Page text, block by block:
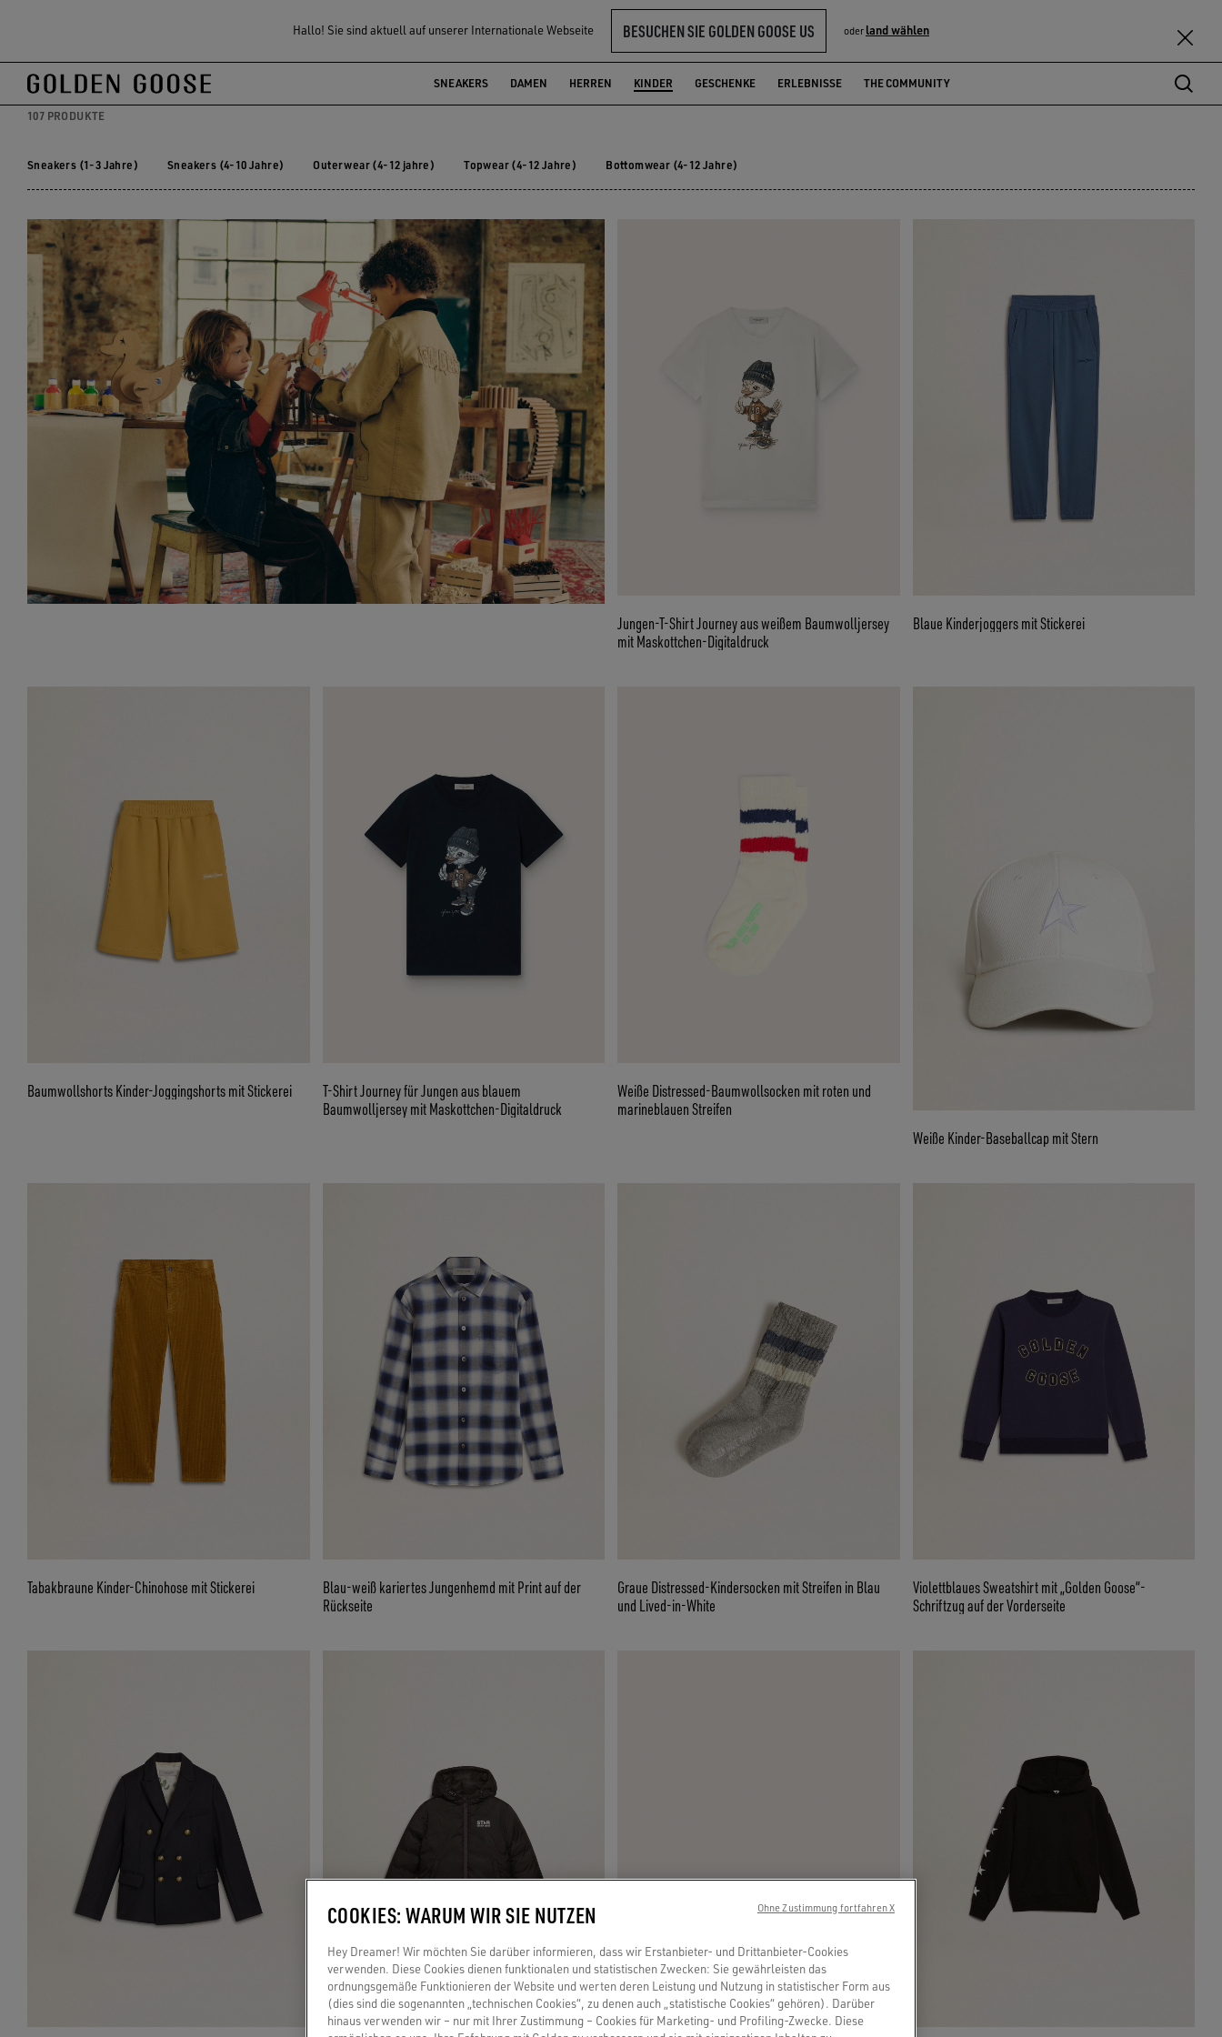
Hallo! Sie sind aktuell auf unserer Internationale Webseite BESUCHEN SIE GOLDEN GOOSE US oder land wählen
Zum
Hauptinhalt
Zum
Footer-
SNEAKERS DAMEN HERREN KINDER GESCHENKE ERLEBNISSE THE COMMUNITY
JUNGEN-MODE & SNEAKER
107 PRODUKTE
Sneakers (1-3 Jahre)
Sneakers (1-3 Jahre)
Sneakers (4-10 Jahre)
Sneakers (4-10 Jahre)
Outerwear (4-12 jahre)
Outerwear (4-12 jahre)
Topwear (4-12 Jahre)
Topwear (4-12 Jahre)
Bottomwear (4-12 Jahre)
Bottomwear (4-12 Jahre)
Jungen-T-Shirt Journey aus weißem Baumwolljersey
mit Maskottchen-Digitaldruck
Blaue Kinderjoggers mit Stickerei
Baumwollshorts Kinder-Joggingshorts mit Stickerei
T-Shirt Journey für Jungen aus blauem
Baumwolljersey mit Maskottchen-Digitaldruck
Weiße Distressed-Baumwollsocken mit roten und
marineblauen Streifen
Weiße Kinder-Baseballcap mit Stern
Tabakbraune Kinder-Chinohose mit Stickerei
Blau-weiß kariertes Jungenhemd mit Print auf der
Rückseite
Graue Distressed-Kindersocken mit Streifen in Blau
und Lived-in-White
Violettblaues Sweatshirt mit „Golden Goose“-
Schriftzug auf der Vorderseite
COOKIES: WARUM WIR SIE NUTZEN
Hey Dreamer! Wir möchten Sie darüber informieren, dass wir Erstanbieter- und Drittanbieter-Cookies
verwenden. Diese Cookies dienen funktionalen und statistischen Zwecken: Sie gewährleisten das
ordnungsgemäße Funktionieren der Website und werten deren Leistung und Nutzung in statistischer Form aus
(dies sind die sogenannten „technischen Cookies“, zu denen auch „statistische Cookies“ gehören). Darüber
hinaus verwenden wir – nur mit Ihrer Zustimmung – Cookies für Marketing- und Profiling-Zwecke. Diese
Ohne Zustimmung fortfahren X